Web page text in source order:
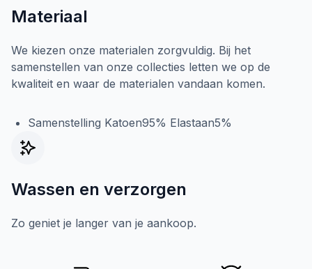
Materiaal
We kiezen onze materialen zorgvuldig. Bij het
samenstellen van onze collecties letten we op de
kwaliteit en waar de materialen vandaan komen.
Samenstelling Katoen95% Elastaan5%
Wassen en verzorgen
Zo geniet je langer van je aankoop.